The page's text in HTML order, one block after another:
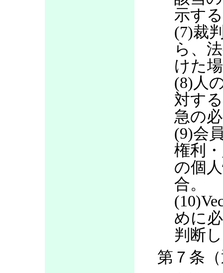
示す
(7)裁
ら、
けた
(8)人
対す
急の
(9)会
権利
の個
合。
めに
判断
第７条